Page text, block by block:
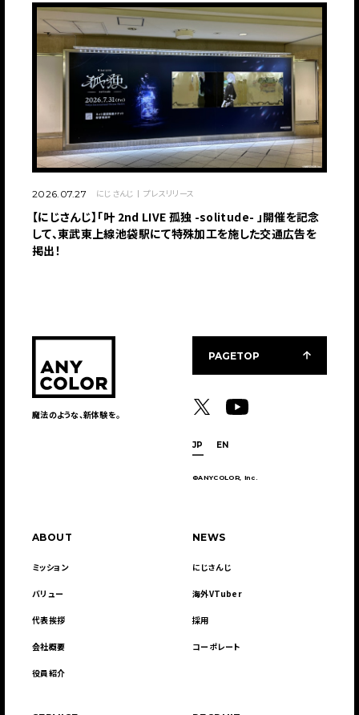
2026.07.27 にじさんじ プレスリリース
【にじさんじ】「叶 2nd LIVE 孤独 -solitude- 」開催を記念
して、東武東上線池袋駅にて特殊加工を施した交通広告を
掲出！
魔法のような、新体験を。
JP EN
©ANYCOLOR, Inc.
ABOUT
ミッション
バリュー
代表挨拶
会社概要
役員紹介
NEWS
にじさんじ
海外VTuber
採用
コーポレート
PAGETOP